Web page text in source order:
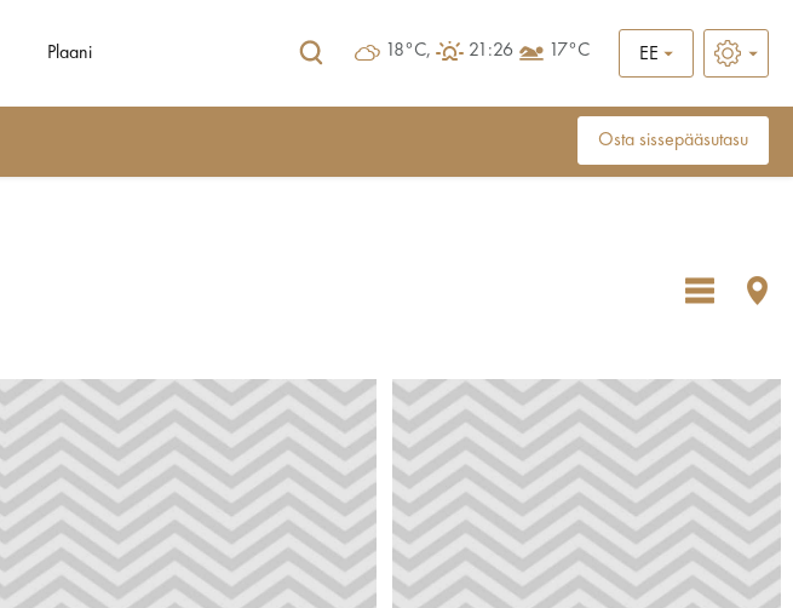
Plaani 18°C, 21:26 17°C EE
Osta sissepääsutasu